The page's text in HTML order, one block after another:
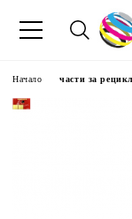
Начало части за